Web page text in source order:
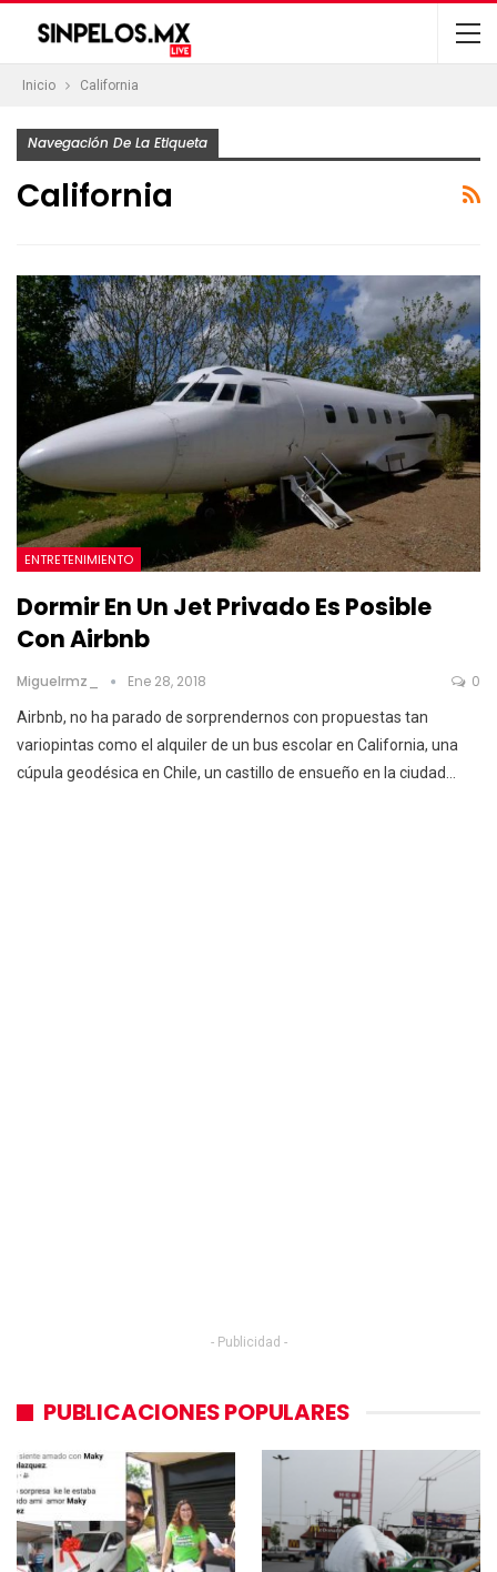
Inicio California
Navegación De La Etiqueta
California
ENTRETENIMIENTO
Dormir En Un Jet Privado Es Posible
Con Airbnb
Miguelrmz_ Ene 28, 2018 0
Airbnb, no ha parado de sorprendernos con propuestas tan
variopintas como el alquiler de un bus escolar en California, una
cúpula geodésica en Chile, un castillo de ensueño en la ciudad…
- Publicidad -
PUBLICACIONES POPULARES